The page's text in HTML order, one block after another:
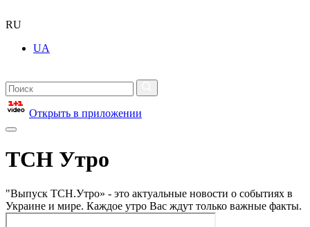
RU
UA
Открыть в приложении
ТСН Утро
"Выпуск ТСН.Утро» - это актуальные новости о событиях в
Украине и мире. Каждое утро Вас ждут только важные факты.